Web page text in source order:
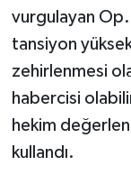
vurgulayan
tansiyon
zehirlenmesi
habercisi
hekim
kullandı.